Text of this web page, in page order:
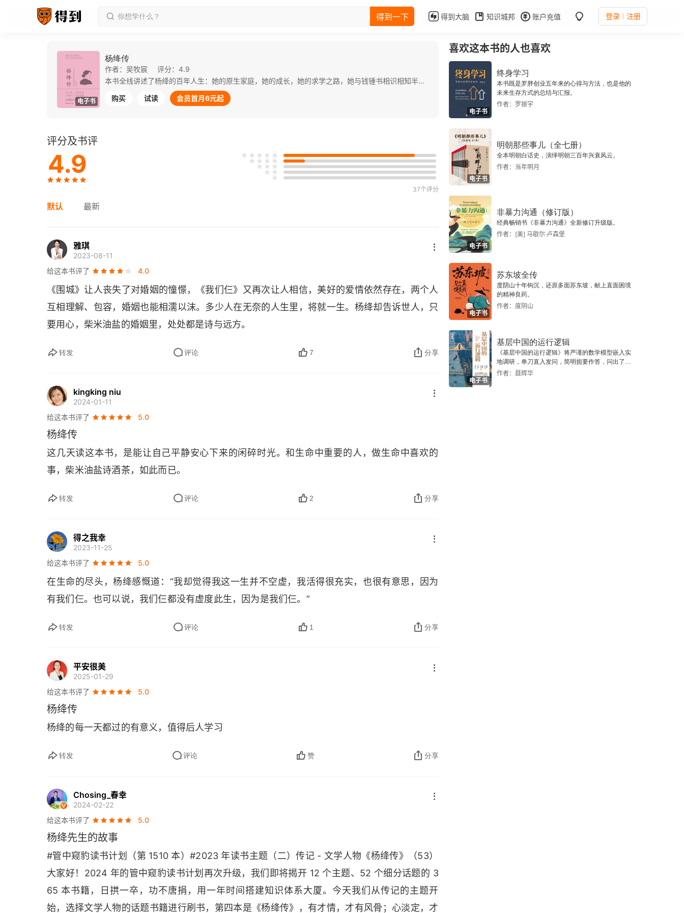
得到一下 得到大脑 知识城邦 账户充值 登录 注册
电子书
杨绛传
作者：吴牧宸
评分：4.9
本书全线讲述了杨绛的百年人生：她的原生家庭，她的成长，她的求学之路，她与钱锺书相识相知半个多世纪的爱情和婚姻，她对婚姻经营的智慧、对自己人生事业的规划、面对坎坷的淡定、和历经磨难的坚韧。她的一切在书中得到了淋漓尽致的体现。 杨绛的智慧、从容、优雅、淡定是从骨子里散发出来的，她的气度和格局值得我们一遍遍的阅读和认识，体会和感悟。作者用三年时间搜集了大量的史料，详实而全面地展现了杨绛的人生、智慧和精神，给读者以人生启示，收益无穷。
购买
试读 会员首月6元起
评分及书评
4.9
37个评分
默认 最新
雅琪
2023-08-11
给这本书评了
4.0
《围城》让人丧失了对婚姻的憧憬，《我们仨》又再次让人相信，美好的爱情依然存在，两个人
互相理解、包容，婚姻也能相濡以沫。多少人在无奈的人生里，将就一生。杨绛却告诉世人，只
要用心，柴米油盐的婚姻里，处处都是诗与远方。
转发 评论 7 分享
kingking niu
2024-01-11
给这本书评了
5.0
杨绛传
这几天读这本书，是能让自己平静安心下来的闲碎时光。和生命中重要的人，做生命中喜欢的
事，柴米油盐诗酒茶，如此而已。
转发 评论 2 分享
得之我幸
2023-11-25
给这本书评了
5.0
在生命的尽头，杨绛感慨道：“我却觉得我这一生并不空虚，我活得很充实，也很有意思，因为
有我们仨。也可以说，我们仨都没有虚度此生，因为是我们仨。”
转发 评论 1 分享
平安很美
2025-01-29
给这本书评了
5.0
杨绛传
杨绛的每一天都过的有意义，值得后人学习
转发 评论 赞 分享
Chosing_春幸
2024-02-22
给这本书评了
5.0
杨绛先生的故事
#管中窥豹读书计划（第 1510 本）#2023 年读书主题（二）传记 - 文学人物《杨绛传》（53）
大家好！2024 年的管中窥豹读书计划再次升级，我们即将揭开 12 个主题、52 个细分话题的 3
65 本书籍，日拱一卒，功不唐捐，用一年时间搭建知识体系大厦。今天我们从传记的主题开
始，选择文学人物的话题书籍进行刷书，第四本是《杨绛传》，有才情，才有风骨；心淡定，才
喜欢这本书的人也喜欢
电子书
终身学习
本书既是罗胖创业五年来的心得与方法，也是他的
未来生存方式的总结与汇报。
作者：罗振宇
电子书
明朝那些事儿（全七册）
全本明朝白话史，演绎明朝三百年兴衰风云。
作者：当年明月
电子书
非暴力沟通（修订版）
经典畅销书《非暴力沟通》全新修订升级版。
作者：[美] 马歇尔·卢森堡
电子书
苏东坡全传
度阴山十年钩沉，还原多面苏东坡，献上直面困境
的精神良药。
作者：度阴山
电子书
基层中国的运行逻辑
《基层中国的运行逻辑》将严谨的数学模型嵌入实
地调研，单刀直入发问，简明扼要作答，问出了一
个真实切近的基层中国。
作者：聂辉华